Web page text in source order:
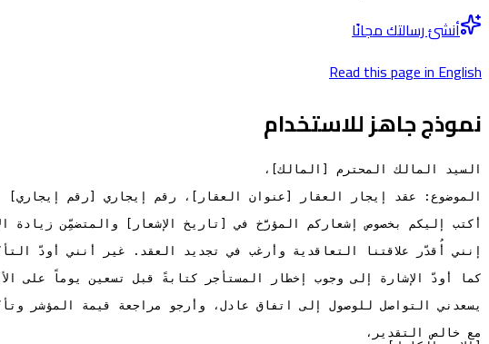
أنشئ رسالتك مجانًا
Read this page in English
نموذج جاهز للاستخدام